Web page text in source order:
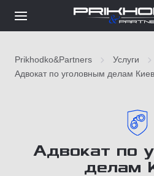
Prikhodko&Partners Услуги
Адвокат по уголовным делам Киев
Адвокат по
делам